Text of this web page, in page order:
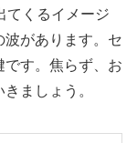
てくるイメージ
波があります。セ
です。焦らず、お
ましょう。